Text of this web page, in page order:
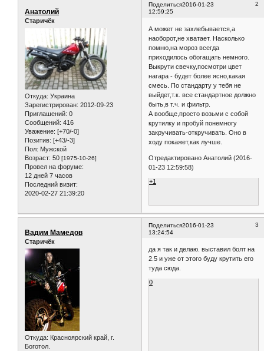
Поделиться 2
2016-01-23
12:59:25
Анатолий
Старичёк
Откуда: Украина
Зарегистрирован: 2012-09-23
Приглашений: 0
Сообщений: 416
Уважение: [+70/-0]
Позитив: [+43/-3]
Пол: Мужской
Возраст: 50 [1975-10-26]
Провел на форуме:
12 дней 7 часов
Последний визит:
2020-02-27 21:39:20
А может не захлебывается,а
наоборот,не хватает. Насколько
помню,на мороз всегда
приходилось обогащать немного.
Выкрути свечку,посмотри цвет
нагара - будет более ясно,какая
смесь. По стандарту у тебя не
выйдет,т.к. все стандартное должно
быть,в т.ч. и фильтр.
А вообще,просто возьми с собой
крутилку и пробуй понемногу
закручивать-откручивать. Оно в
ходу покажет,как лучше.
Отредактировано Анатолий (2016-
01-23 12:59:58)
+1
Поделиться 3
2016-01-23
13:24:54
Вадим Мамедов
Старичёк
Откуда: Красноярский край, г.
Боготол.
да я так и делаю. выставил болт на
2.5 и уже от этого буду крутить его
туда сюда.
0